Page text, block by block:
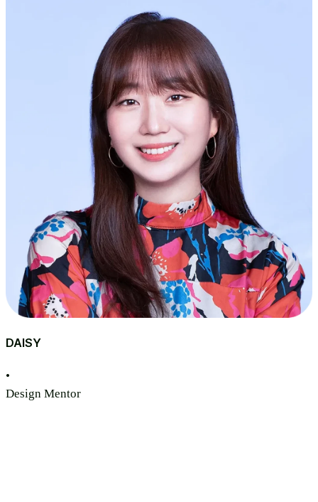
DAISY
•
Design Mentor